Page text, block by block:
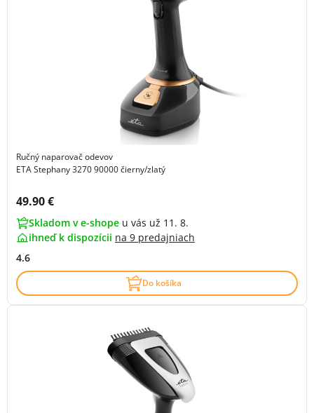
Ručný naparovač odevov
ETA Stephany 3270 90000 čierny/zlatý
Cena s DPH:
49.90 €
Skladom v e-shope u vás už 11. 8.
ihneď k dispozícii na 9 predajniach
4.6
Do košíka